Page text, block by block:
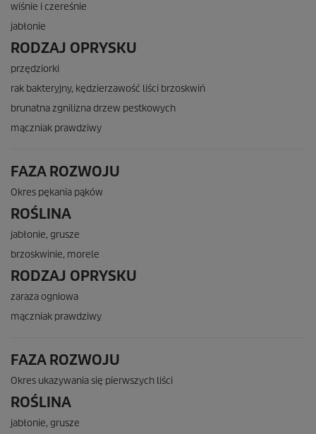
wiśnie i czereśnie
jabłonie
RODZAJ OPRYSKU
przędziorki
rak bakteryjny, kędzierzawość liści brzoskwiń
brunatna zgnilizna drzew pestkowych
mączniak prawdziwy
FAZA ROZWOJU
Okres pękania pąków
ROŚLINA
jabłonie, grusze
brzoskwinie, morele
RODZAJ OPRYSKU
zaraza ogniowa
mączniak prawdziwy
FAZA ROZWOJU
Okres ukazywania się pierwszych liści
ROŚLINA
jabłonie, grusze